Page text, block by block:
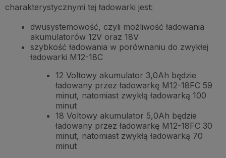
charakterystycznymi tej ładowarki jest:
dwusystemowość, czyli możliwość ładowania
akumulatorów 12V oraz 18V
szybkość ładowania w porównaniu do zwykłej
ładowarki M12-18C
12 Voltowy akumulator 3,0Ah będzie
ładowany przez ładowarkę M12-18FC 59
minut, natomiast zwykłą ładowarką 100
minut
18 Voltowy akumulator 5,0Ah będzie
ładowany przez ładowarkę M12-18FC 30
minut, natomiast zwykłą ładowarką 70
minut